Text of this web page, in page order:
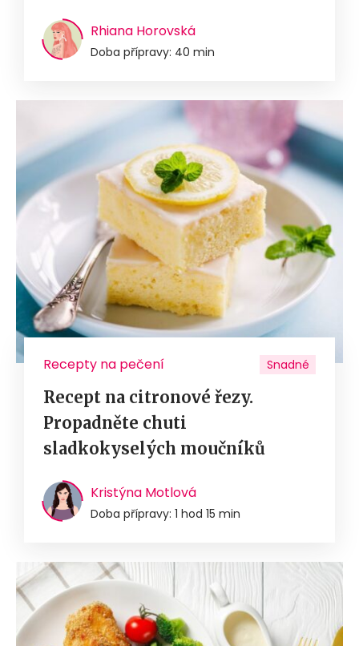
Rhiana Horovská
Doba přípravy: 40 min
Recepty na pečení Snadné
Recept na citronové řezy.
Propadněte chuti
sladkokyselých moučníků
Kristýna Motlová
Doba přípravy: 1 hod 15 min